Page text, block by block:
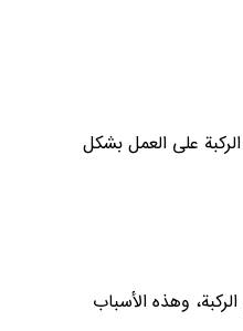
على العمل بشكل
وهذه الأسباب